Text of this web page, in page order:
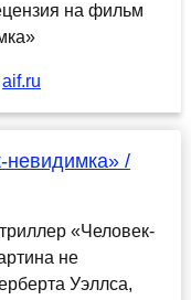
aif.ru
невидимка» /
«Человек-
не
Уэллса,